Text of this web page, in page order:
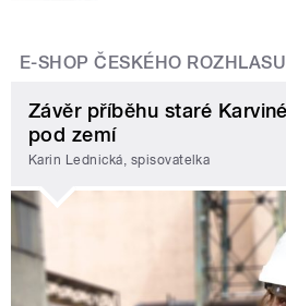
E-SHOP ČESKÉHO ROZHLASU
Závěr příběhu staré
pod zemí
Karin Lednická, spisovatelka